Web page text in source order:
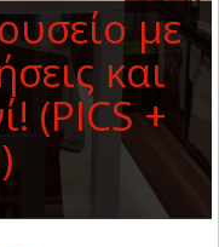
με
και
(PICS +